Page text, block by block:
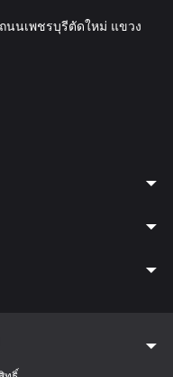
นนเพชรบุรีตัดใหม่ แขวง